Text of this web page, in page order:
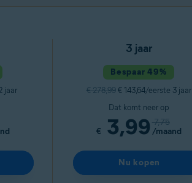
jaar
3 jaar
Bespaar 49%
€ 278,99€ 143,64/eerste 3 jaar
Dat komt neer op
€ 3,99 7,75
/maand
Nu kopen